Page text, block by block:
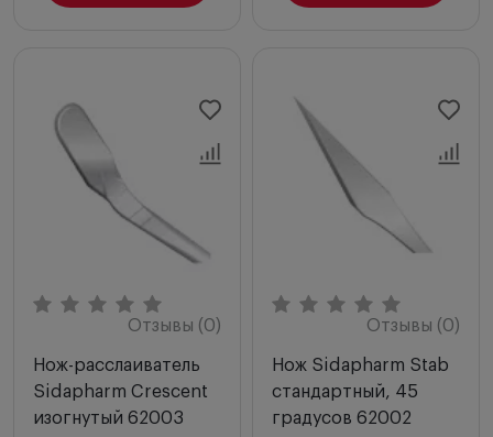
Отзывы (0)
Нож-расслаиватель
Sidapharm Crescent
изогнутый 62003
Отзывы (0)
Нож Sidapharm Stab
стандартный, 45
градусов 62002